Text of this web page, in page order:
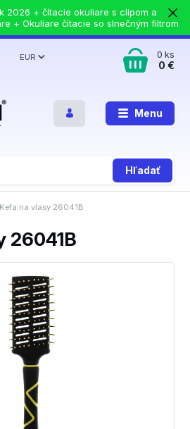
2026 + čítacie okuliare s clipom a
+ Okuliare čítacie so slnečným filtrom
Menu
EUR
Hľadať
0ks
0 €
Kefa na vlasy 26041B
26041B